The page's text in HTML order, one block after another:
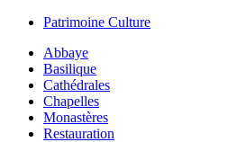
Patrimoine Culture
Abbaye
Basilique
Cathédrales
Chapelles
Monastères
Restauration